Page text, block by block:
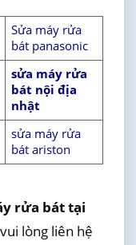
Sửa máy rửa
bát panasonic
sửa máy rửa
bát nội địa
nhật
sửa máy rửa
bát ariston
rửa bát tại
lòng liên hệ